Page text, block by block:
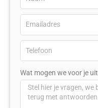
Wat mogen we voor je